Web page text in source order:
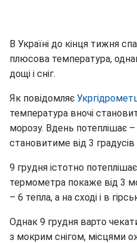
В Україні до кінця тижня
плюсова температура,
дощі і сніг.
Як повідомляє
температура вночі
морозу. Вдень потеплішає
становитиме від 3
9 грудня істотно
термометра покаже від 3
– 6 тепла, а на сході і в
Однак 9 грудня варто
з мокрим снігом, місцями